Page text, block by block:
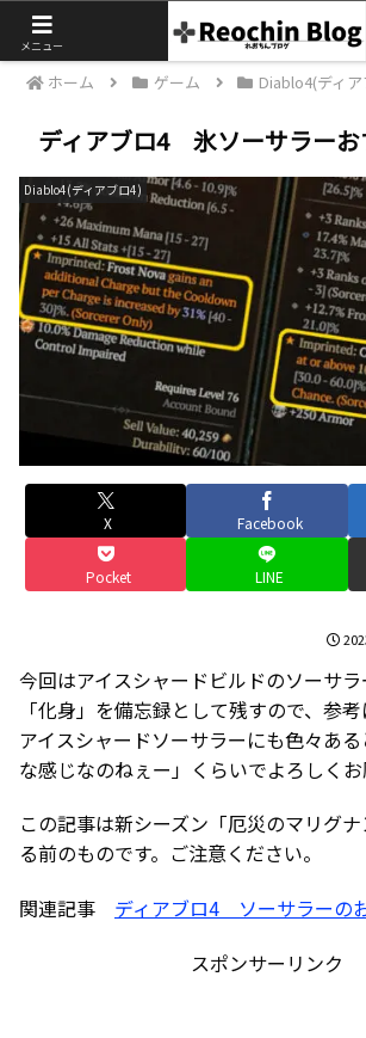
ホーム ゲーム Diablo4(ディ
ディアブロ4 氷ソーサラーお
Diablo4(ディアブロ4)
X Facebook
Pocket LINE
今回はアイスシャードビルドのソーサ
「化身」を備忘録として残すので、参考
アイスシャードソーサラーにも色々あ
な感じなのねぇー」くらいでよろしくお
この記事は新シーズン「厄災のマリグ
る前のものです。ご注意ください。
関連記事 ディアブロ4 ソーサラーの
スポンサーリンク
メニュー